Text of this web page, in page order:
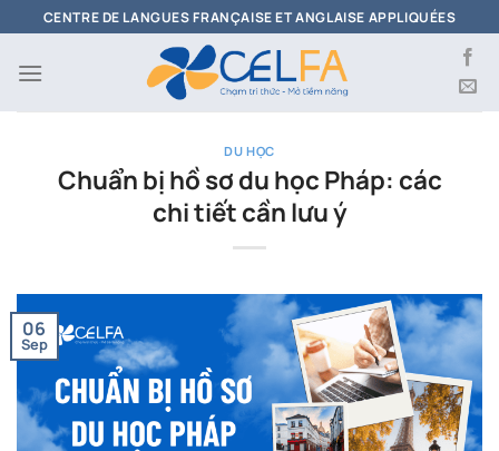
to
content
CENTRE DE LANGUES FRANÇAISE ET ANGLAISE APPLIQUÉES
DU HỌC
Chuẩn bị hồ sơ du học Pháp: các
chi tiết cần lưu ý
06
Sep